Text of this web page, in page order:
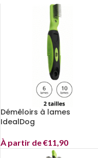
Démêloirs à lames
IdealDog
À partir de€11,90